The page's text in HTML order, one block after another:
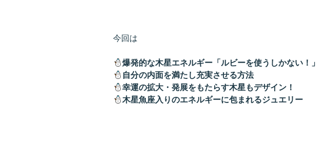
今回は
爆発的な木星エネルギー「ルビーを使うしかない！」
自分の内面を満たし充実させる方法
幸運の拡大・発展をもたらす木星もデザイン！
木星魚座入りのエネルギーに包まれるジュエリー